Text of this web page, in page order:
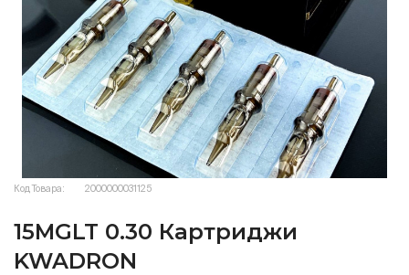
Код Товара: 2000000031125
15MGLT 0.30 Картриджи
KWADRON